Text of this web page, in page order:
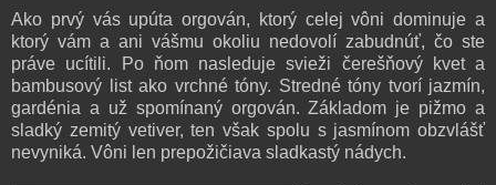
Ako prvý vás upúta orgován, ktorý celej vôni dominuje a
ktorý vám a ani vášmu okoliu nedovolí zabudnúť, čo ste
práve ucítili. Po ňom nasleduje svieži čerešňový kvet a
bambusový list ako vrchné tóny. Stredné tóny tvorí jazmín,
gardénia a už spomínaný orgován. Základom je pižmo a
sladký zemitý vetiver, ten však spolu s jasmínom obzvlášť
nevyniká. Vôni len prepožičiava sladkastý nádych.